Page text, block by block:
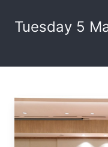
Tuesday 5